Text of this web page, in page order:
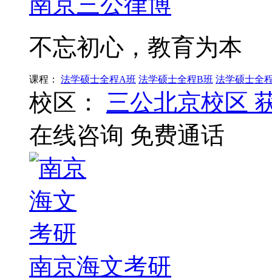
不忘初心，教育为本
课程： 法学硕士全程A班 法学硕士全程B班 法学硕士全
校区： 三公北京校区
在线咨询 免费通话
南京海文考研